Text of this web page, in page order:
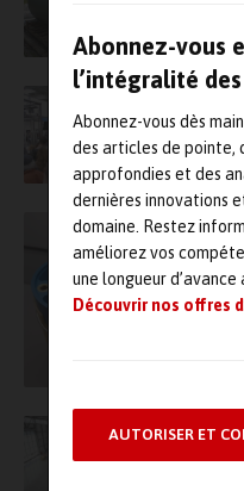
Abonnez-vous
l’intégralité
Abonnez-vous dès
des articles de pointe,
approfondies et des
dernières innovations
domaine. Restez
améliorez vos
une longueur d’avance
Découvrir nos offres
AUTORISER ET
Industrie
Armor
la